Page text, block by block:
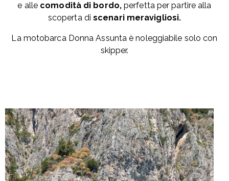
e alle comodità di bordo,perfetta per partire alla
scoperta discenari meravigliosi.
La motobarca Donna Assunta è noleggiabile solo con
skipper.